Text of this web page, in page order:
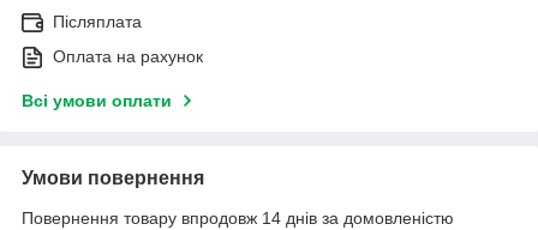
Післяплата
Оплата на рахунок
Всі умови оплати
Умови повернення
Повернення товару впродовж 14 днів за домовленістю